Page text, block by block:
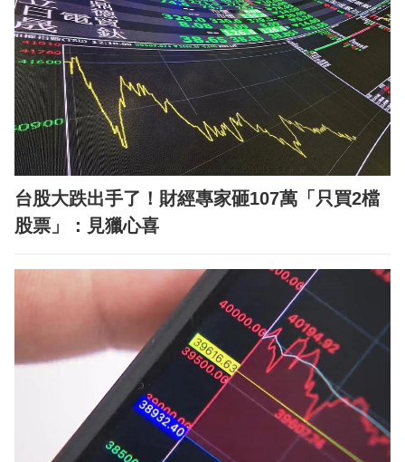
台股大跌出手了！財經專家砸107萬「只買2檔
股票」：見獵心喜